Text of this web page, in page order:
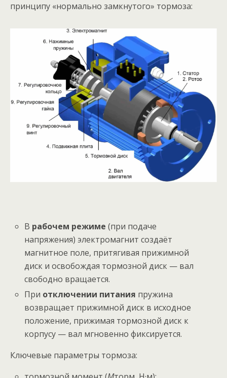
принципу «нормально замкнутого» тормоза:
В рабочем режиме (при подаче
напряжения) электромагнит создаёт
магнитное поле, притягивая прижимной
диск и освобождая тормозной диск — вал
свободно вращается.
При отключении питания пружина
возвращает прижимной диск в исходное
положение, прижимая тормозной диск к
корпусу — вал мгновенно фиксируется.
Ключевые параметры тормоза: